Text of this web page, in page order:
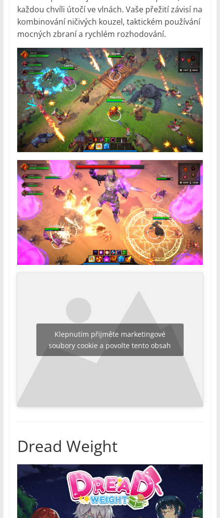
každou chvíli útočí ve vlnách. Vaše přežití závisí na
kombinování ničivých kouzel, taktickém používání
mocných zbraní a rychlém rozhodování.
Klepnutím přijměte marketingové
soubory cookie a povolte tento obsah
Dread Weight